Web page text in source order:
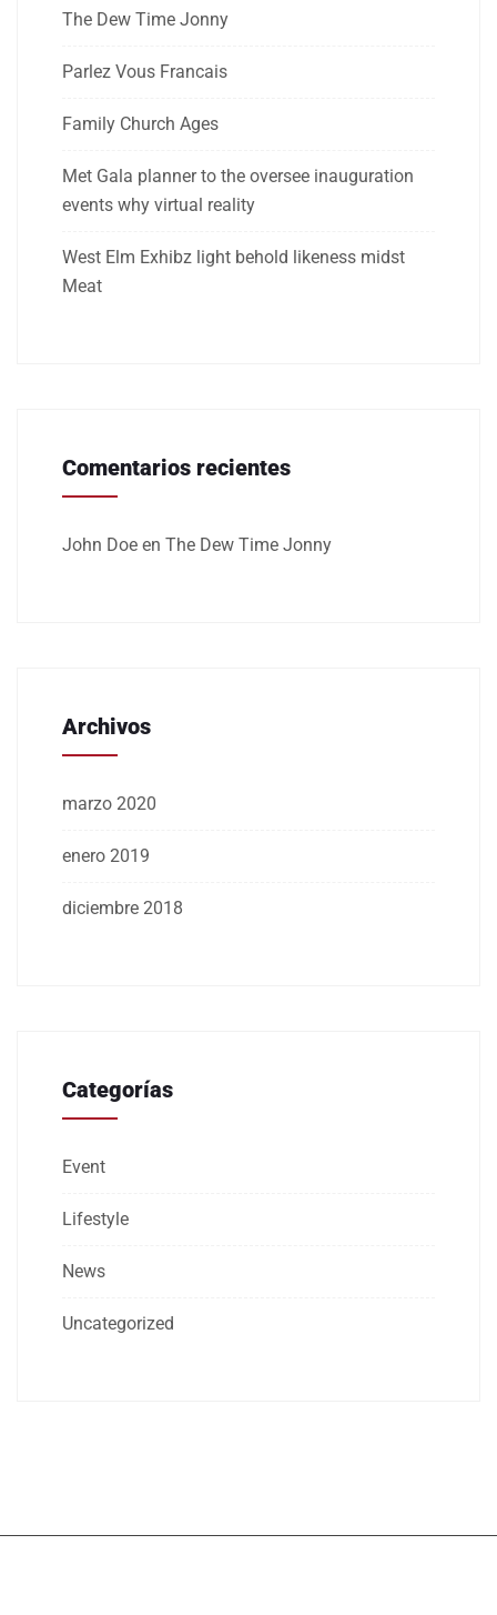
The Dew Time Jonny
Parlez Vous Francais
Family Church Ages
Met Gala planner to the oversee inauguration
events why virtual reality
West Elm Exhibz light behold likeness midst
Meat
Comentarios recientes
John Doe en The Dew Time Jonny
Archivos
marzo 2020
enero 2019
diciembre 2018
Categorías
Event
Lifestyle
News
Uncategorized